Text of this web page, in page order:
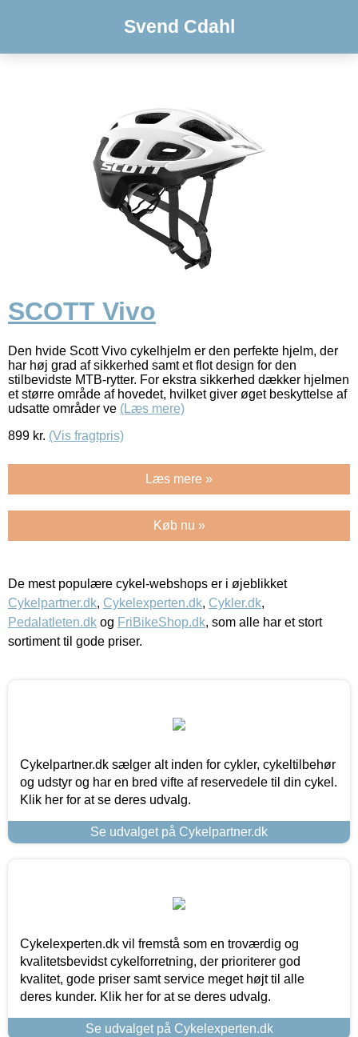
Svend Cdahl
SCOTT Vivo
Den hvide Scott Vivo cykelhjelm er den perfekte hjelm, der
har høj grad af sikkerhed samt et flot design for den
stilbevidste MTB-rytter. For ekstra sikkerhed dækker hjelmen
et større område af hovedet, hvilket giver øget beskyttelse af
udsatte områder ve (Læs mere)
899 kr. (Vis fragtpris)
Læs mere »
Køb nu »
De mest populære cykel-webshops er i øjeblikket
Cykelpartner.dk, Cykelexperten.dk, Cykler.dk,
Pedalatleten.dk og FriBikeShop.dk, som alle har et stort
sortiment til gode priser.
Cykelpartner.dk sælger alt inden for cykler, cykeltilbehør
og udstyr og har en bred vifte af reservedele til din cykel.
Klik her for at se deres udvalg.
Se udvalget på Cykelpartner.dk
Cykelexperten.dk vil fremstå som en troværdig og
kvalitetsbevidst cykelforretning, der prioriterer god
kvalitet, gode priser samt service meget højt til alle
deres kunder. Klik her for at se deres udvalg.
Se udvalget på Cykelexperten.dk